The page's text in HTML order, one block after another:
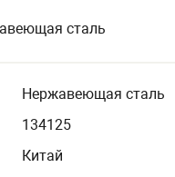
сталь
Нержавеющая сталь
134125
Китай